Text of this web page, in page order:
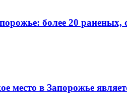
более 20
место в Запорожье